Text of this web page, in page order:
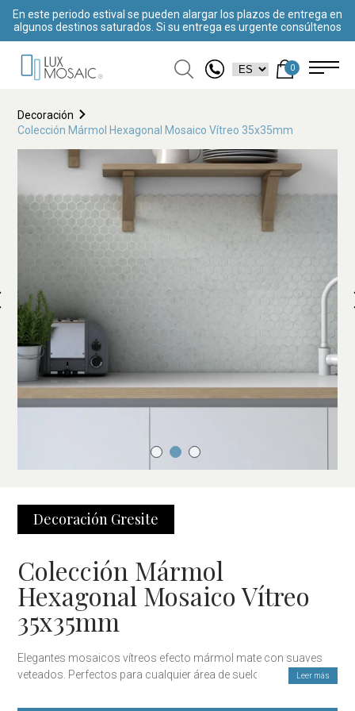
En este periodo estival se pueden alargar los plazos de entrega en
algunos destinos saturados. Si su entrega es urgente consúltenos
0
Decoración
Colección Mármol Hexagonal Mosaico Vítreo 35x35mm
Decoración Gresite
Colección Mármol
Hexagonal Mosaico Vítreo
35x35mm
Elegantes mosaicos vítreos efecto mármol mate con suaves
veteados. Perfectos para cualquier área de suelo o pared,
acabados antideslizante Ideales para combinar con las
Leer más